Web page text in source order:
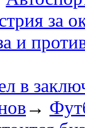
за
и
в
→